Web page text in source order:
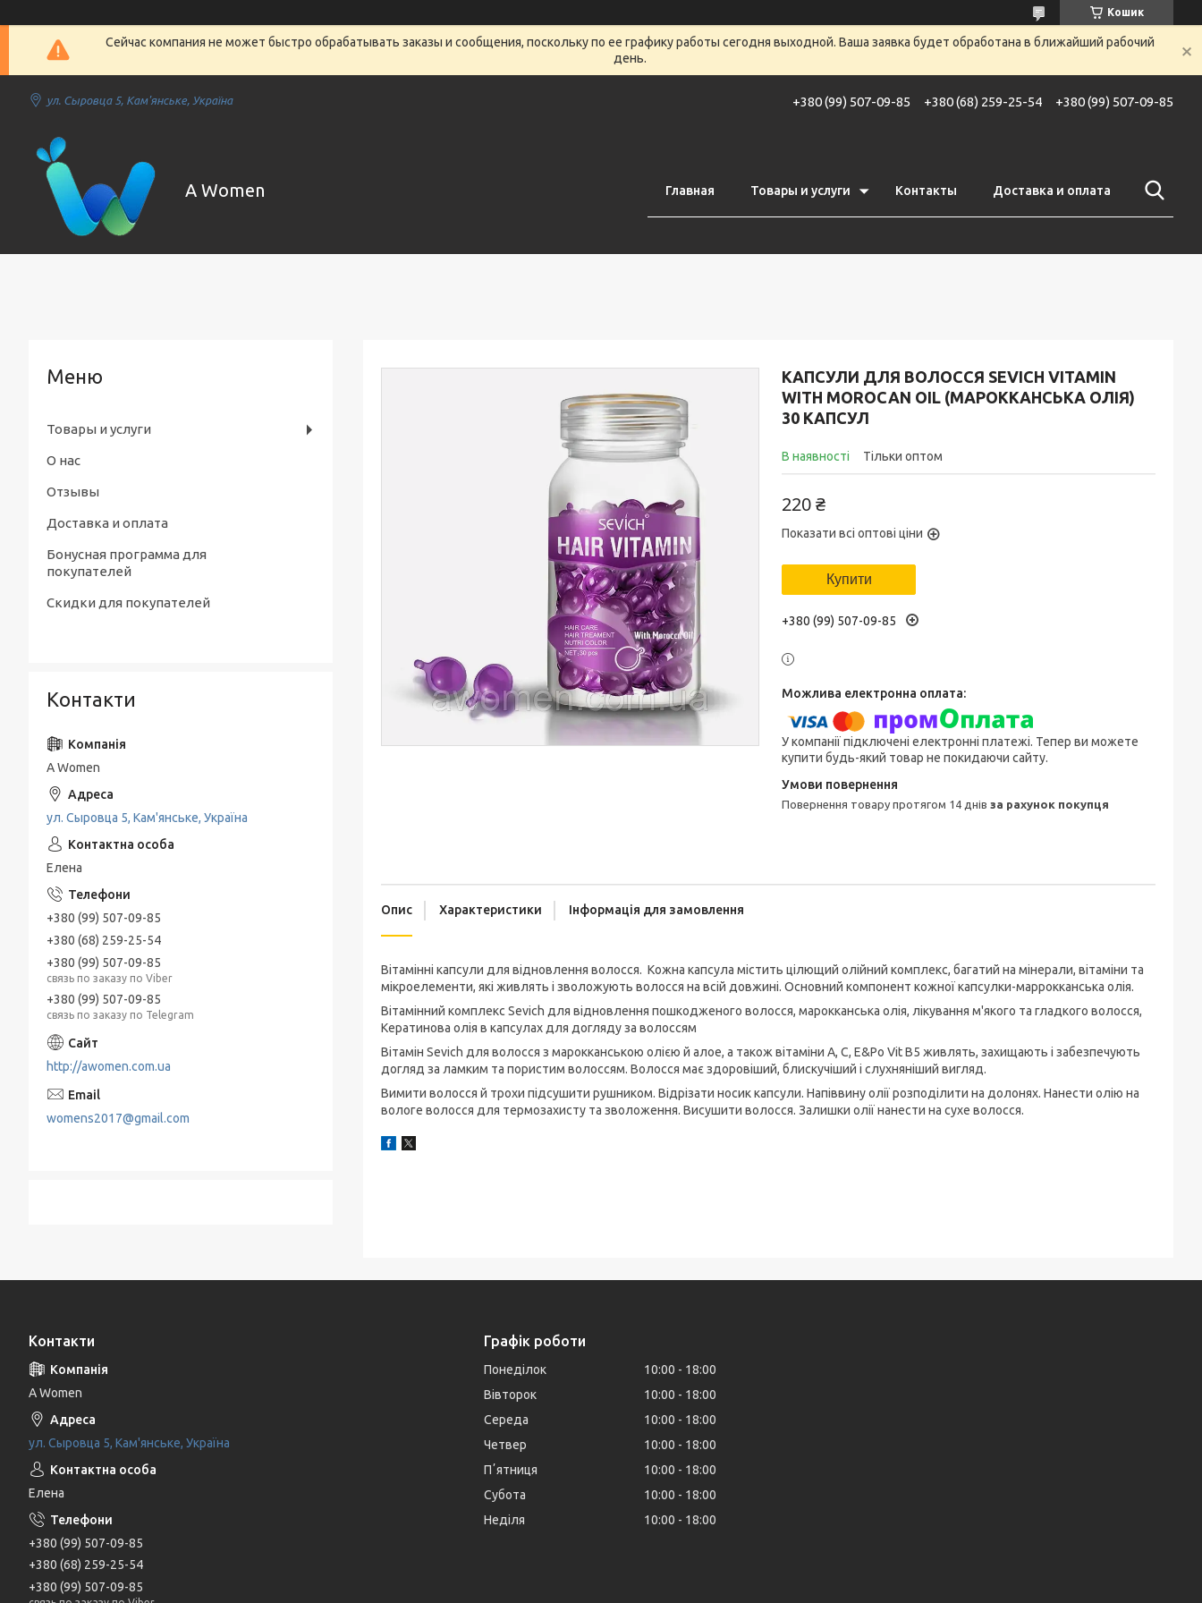
Кошик
Сейчас компания не может быстро обрабатывать заказы и сообщения, поскольку по ее графику работы сегодня выходной. Ваша заявка будет обработана в ближайший рабочий
день.
ул. Сыровца 5, Кам'янське, Україна +380 (99) 507-09-85 +380 (68) 259-25-54 +380 (99) 507-09-85
A Women Главная Товары и услуги Контакты Доставка и оплата
КАПСУЛИ ДЛЯ ВОЛОССЯ SEVICH VITAMIN
WITH MOROCAN OIL (МАРОККАНСЬКА ОЛІЯ)
30 КАПСУЛ
В наявності Тільки оптом
220 ₴
Показати всі оптові ціни
Купити
+380 (99) 507-09-85
У компанії підключені електронні платежі. Тепер ви можете
купити будь-який товар не покидаючи сайту.
повернення товару протягом 14 днів за рахунок покупця
Опис Характеристики Інформація для замовлення
Вітамінні капсули для відновлення волосся. Кожна капсула містить цілющий олійний комплекс, багатий на мінерали, вітаміни та
мікроелементи, які живлять і зволожують волосся на всій довжині. Основний компонент кожної капсулки-маррокканська олія.
Вітамінний комплекс Sevich для відновлення пошкодженого волосся, марокканська олія, лікування м'якого та гладкого волосся,
Кератинова олія в капсулах для догляду за волоссям
Вітамін Sevich для волосся з марокканською олією й алое, а також вітаміни A, C, E&Po Vit B5 живлять, захищають і забезпечують
догляд за ламким та пористим волоссям. Волосся має здоровіший, блискучіший і слухняніший вигляд.
Вимити волосся й трохи підсушити рушником. Відрізати носик капсули. Напіввину олії розподілити на долонях. Нанести олію на
вологе волосся для термозахисту та зволоження. Висушити волосся. Залишки олії нанести на сухе волосся.
Товары и услуги
О нас
Отзывы
Доставка и оплата
Бонусная программа для
покупателей
Скидки для покупателей
Контакти
A Women
ул. Сыровца 5, Кам'янське, Україна
Елена
+380 (99) 507-09-85
+380 (68) 259-25-54
+380 (99) 507-09-85
связь по заказу по Viber
+380 (99) 507-09-85
связь по заказу по Telegram
http://awomen.com.ua
womens2017@gmail.com
Контакти
A Women
ул. Сыровца 5, Кам'янське, Україна
Елена
+380 (99) 507-09-85
+380 (68) 259-25-54
+380 (99) 507-09-85
Графік роботи
Понеділок 10:00
18:00
Вівторок
10:00
18:00
Середа
10:00
18:00
Четвер
10:00
18:00
Пʼятниця
10:00
18:00
Субота
10:00
18:00
Неділя
10:00 18:00